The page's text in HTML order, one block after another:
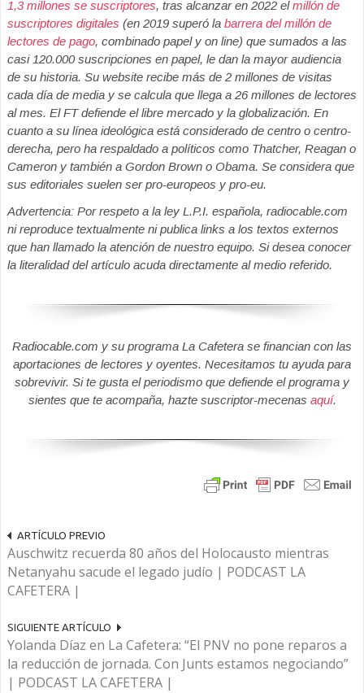
1,3 millones se suscriptores, tras alcanzar en 2022 elmillón de
suscriptores digitales (en 2019 superó la barrera del millón de
lectores de pago, combinado papel y on line) que sumados a las
casi 120.000 suscripciones en papel, le dan la mayor audiencia
de su historia. Su website recibe más de 2 millones de visitas
cada día de media y se calcula que llega a 26 millones de lectores
al mes. El FT defiende el libre mercado y la globalización. En
cuanto a su línea ideológica está considerado de centro o centro-
derecha, pero ha respaldado a políticos como Thatcher, Reagan o
Cameron y también a Gordon Brown o Obama. Se considera que
sus editoriales suelen ser pro-europeos y pro-eu.
Advertencia: Por respeto a la ley L.P.I. española, radiocable.com
ni reproduce textualmente ni publica links a los textos externos
que han llamado la atención de nuestro equipo. Si desea conocer
la literalidad del artículo acuda directamente al medio referido.
Radiocable.com y su programa La Cafetera se financian con las
aportaciones de lectores y oyentes. Necesitamos tu ayuda para
sobrevivir. Si te gusta el periodismo que defiende el programa y
sientes que te acompaña, hazte suscriptor-mecenas aquí.
ARTÍCULO PREVIO
Auschwitz recuerda 80 años del Holocausto mientras
Netanyahu sacude el legado judío | PODCAST LA
CAFETERA |
SIGUIENTE ARTÍCULO
Yolanda Díaz en La Cafetera: “El PNV no pone reparos a
la reducción de jornada. Con Junts estamos negociando”
| PODCAST LA CAFETERA |